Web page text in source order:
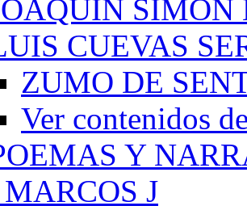
SIMÓN
CUEVAS
ZUMO DE
Ver contenidos
Y
_MARCOS J